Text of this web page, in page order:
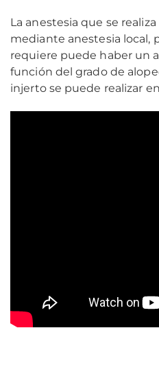
La anestesia que se
mediante anestesia local,
requiere puede haber un
función del grado de
injerto se puede realizar